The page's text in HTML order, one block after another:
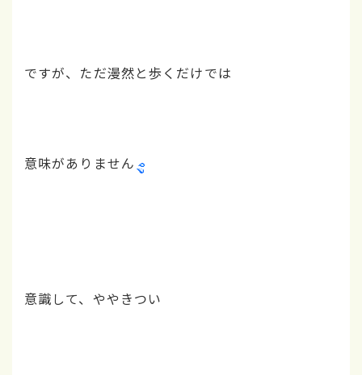
ですが、ただ漫然と歩くだけでは
意味がありません
意識して、ややきつい